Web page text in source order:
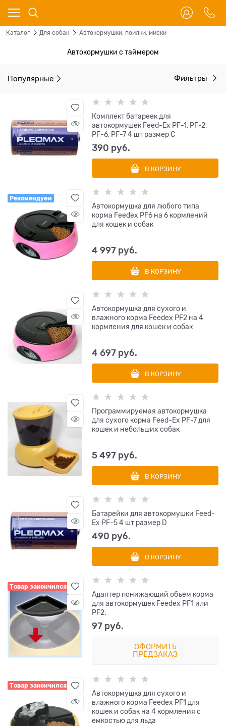
Каталог Для собак Автокормушки, поилки, миски
Автокормушки с таймером
Популярные Фильтры
Комплект батареек для
автокормушек Feed-Ex PF-1, PF-2,
PF-6, PF-7 4 шт размер С
390 руб.
В КОРЗИНУ
Рекомендуем
Автокормушка для любого типа
корма Feedex PF6 на 6 кормлений
для кошек и собак
4 997 руб.
В КОРЗИНУ
Автокормушка для сухого и
влажного корма Feedex PF2 на 4
кормления для кошек и собак
4 697 руб.
В КОРЗИНУ
Программируемая автокормушка
для сухого корма Feed-Ex PF-7 для
кошек и небольших собак
5 497 руб.
В КОРЗИНУ
Батарейки для автокормушки Feed-
Ex PF-5 4 шт размер D
490 руб.
В КОРЗИНУ
Товар закончился
Адаптер понижающий объем корма
для автокормушек Feedex PF1 или
PF2.
97 руб.
ОФОРМИТЬ
ПРЕДЗАКАЗ
Товар закончился
Автокормушка для сухого и
влажного корма Feedex PF1 для
кошек и собак на 4 кормления с
емкостью для льда